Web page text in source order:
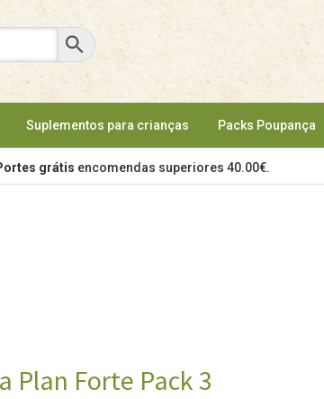
Suplementos para crianças Packs Poupança
grátis encomendas superiores 40.00€.
Plan Forte Pack 3